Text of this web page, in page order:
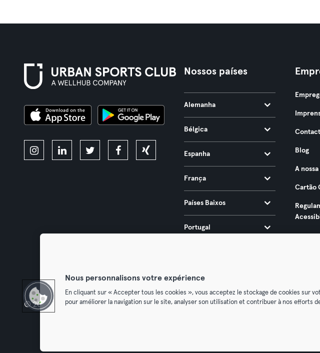
Nossos países
Alemanha
Bélgica
Espanha
França
Países Baixos
Portugal
Blog
A
Cartão
© 2026 Urban Sports Group GmbH. All rights reserved.Termos & Condições Privacidade
Nous personnalisons votre expérience
En cliquant sur « Accepter tous les cookies », vous acceptez le stockage de cookies sur
pour améliorer la navigation sur le site, analyser son utilisation et contribuer à nos efforts